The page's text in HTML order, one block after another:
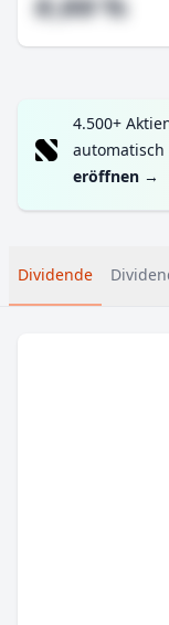
4.500+
eröffnen →
Dividende